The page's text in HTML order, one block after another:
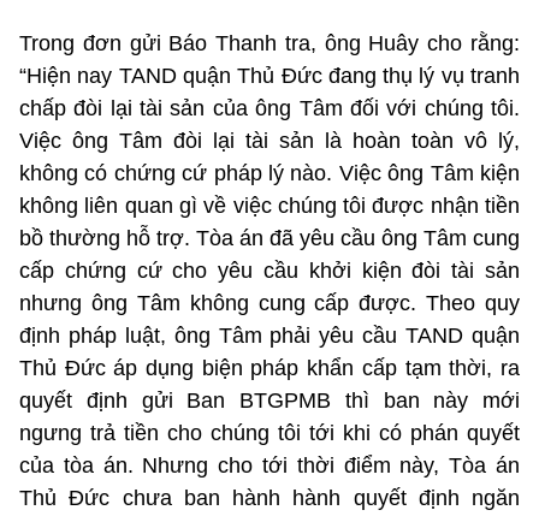
Trong đơn gửi Báo Thanh tra, ông Huây cho rằng:
“Hiện nay TAND quận Thủ Đức đang thụ lý vụ tranh
chấp đòi lại tài sản của ông Tâm đối với chúng tôi.
Việc ông Tâm đòi lại tài sản là hoàn toàn vô lý,
không có chứng cứ pháp lý nào. Việc ông Tâm kiện
không liên quan gì về việc chúng tôi được nhận tiền
bồ thường hỗ trợ. Tòa án đã yêu cầu ông Tâm cung
cấp chứng cứ cho yêu cầu khởi kiện đòi tài sản
nhưng ông Tâm không cung cấp được. Theo quy
định pháp luật, ông Tâm phải yêu cầu TAND quận
Thủ Đức áp dụng biện pháp khẩn cấp tạm thời, ra
quyết định gửi Ban BTGPMB thì ban này mới
ngưng trả tiền cho chúng tôi tới khi có phán quyết
của tòa án. Nhưng cho tới thời điểm này, Tòa án
Thủ Đức chưa ban hành hành quyết định ngăn